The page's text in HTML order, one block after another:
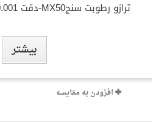
ترازو رطوبت سنجMX50-دقت 0.001گرم وظرفیت 50گرم
بیشتر
افزودن به مقایسه